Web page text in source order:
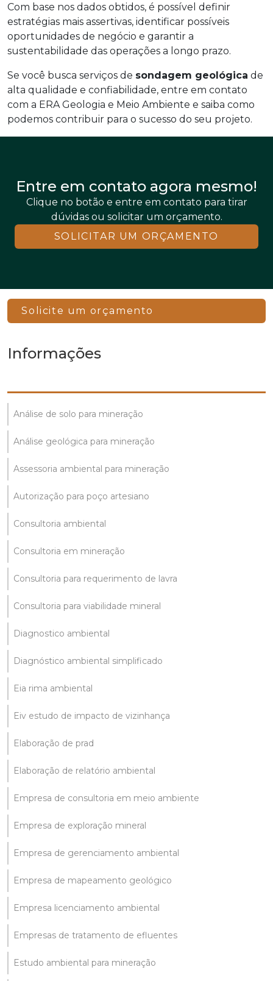
Com base nos dados obtidos, é possível definir
estratégias mais assertivas, identificar possíveis
oportunidades de negócio e garantir a
sustentabilidade das operações a longo prazo.
Se você busca serviços de sondagem geológica de
alta qualidade e confiabilidade, entre em contato
com a ERA Geologia e Meio Ambiente e saiba como
podemos contribuir para o sucesso do seu projeto.
Entre em contato agora mesmo!
Clique no botão e entre em contato para tirar
dúvidas ou solicitar um orçamento.
SOLICITAR UM ORÇAMENTO
Solicite um orçamento
Informações
Análise de solo para mineração
Análise geológica para mineração
Assessoria ambiental para mineração
Autorização para poço artesiano
Consultoria ambiental
Consultoria em mineração
Consultoria para requerimento de lavra
Consultoria para viabilidade mineral
Diagnostico ambiental
Diagnóstico ambiental simplificado
Eia rima ambiental
Eiv estudo de impacto de vizinhança
Elaboração de prad
Elaboração de relatório ambiental
Empresa de consultoria em meio ambiente
Empresa de exploração mineral
Empresa de gerenciamento ambiental
Empresa de mapeamento geológico
Empresa licenciamento ambiental
Empresas de tratamento de efluentes
Estudo ambiental para mineração